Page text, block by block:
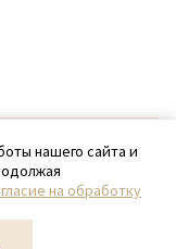
нашего сайта и
на обработку